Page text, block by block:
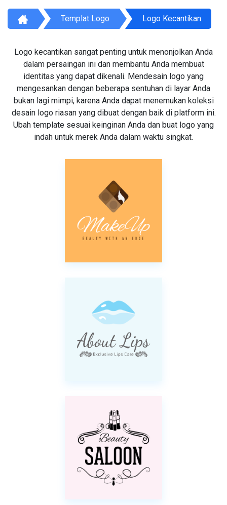
Templat Logo Logo Kecantikan
Logo kecantikan sangat penting untuk menonjolkan Anda
dalam persaingan ini dan membantu Anda membuat
identitas yang dapat dikenali. Mendesain logo yang
mengesankan dengan beberapa sentuhan di layar Anda
bukan lagi mimpi, karena Anda dapat menemukan koleksi
desain logo riasan yang dibuat dengan baik di platform ini.
Ubah template sesuai keinginan Anda dan buat logo yang
indah untuk merek Anda dalam waktu singkat.